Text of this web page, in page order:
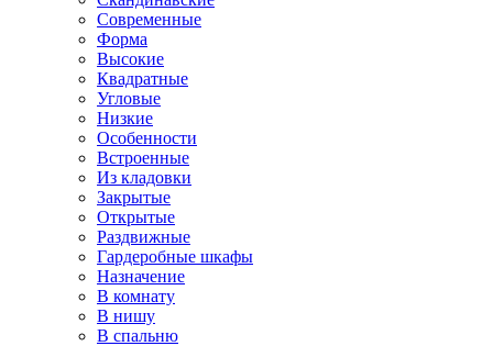
Современные
Форма
Высокие
Квадратные
Угловые
Низкие
Особенности
Встроенные
Из кладовки
Закрытые
Открытые
Раздвижные
Гардеробные шкафы
Назначение
В комнату
В нишу
В спальню